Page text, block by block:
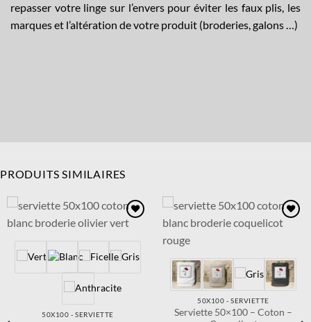
repasser votre linge sur l’envers pour éviter les faux plis, les
marques et l’altération de votre produit (broderies, galons …)
PRODUITS SIMILAIRES
Ajouter
50X100 - SERVIETTE
Ajouter
50X100 - SERVIETTE
Serviette 50×100 – Coton –